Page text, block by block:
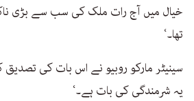
خیال میں آج رات ملک کی سب سے بڑی
تھا۔‘
سینیٹر مارکو روبیو نے اس بات کی تصدیق
یہ شرمندگی کی بات ہے۔‘